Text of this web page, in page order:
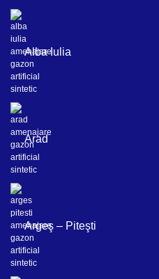
Alba Iulia
Arad
Argeş – Piteşti